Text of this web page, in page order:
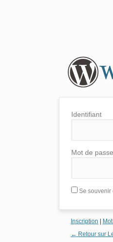
Identifiant
Mot de passe
Se souvenir
Inscription
← Retour sur